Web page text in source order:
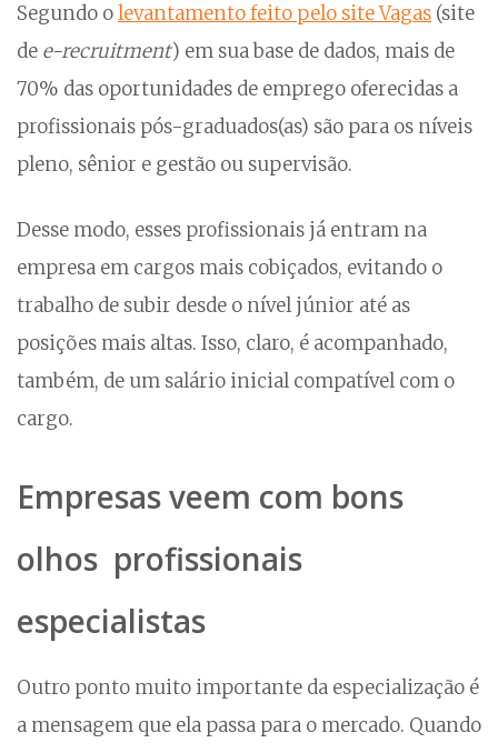
Segundo olevantamento feito pelo site Vagas (site
de e-recruitment) em sua base de dados, mais de
70% das oportunidades de emprego oferecidas a
profissionais pós-graduados(as) são para os níveis
pleno, sênior e gestão ou supervisão.
Desse modo, esses profissionais já entram na
empresa em cargos mais cobiçados, evitando o
trabalho de subir desde o nível júnior até as
posições mais altas. Isso, claro, é acompanhado,
também, de um salário inicial compatível com o
cargo.
Empresas veem com bons
olhos profissionais
especialistas
Outro ponto muito importante da especialização é
a mensagem que ela passa para o mercado. Quando